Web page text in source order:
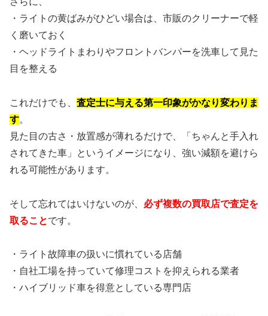
・ライトの黄ばみがひどい場合は、市販のクリーナーで軽
く磨いておく
・ヘッドライトまわりやフロントバンパーを洗車して見た
目を整える
これだけでも、 査定士に与える第一印象がかなり変わりま
す。
見た目の古さ・放置感が薄れるだけで、「ちゃんと手入れ
されてきた車」というイメージになり、強い減額を避けら
れる可能性があります。
そして忘れてはいけないのが、 必ず複数の買取店で査定を
取ることです。
・ライト故障車の扱いに慣れている店舗
・自社工場を持っていて修理コストを抑えられる業者
・ハイブリッド車を得意としている専門店